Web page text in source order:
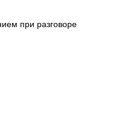
при разговоре